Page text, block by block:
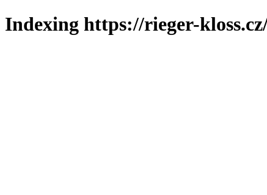
Indexing https://rieger-